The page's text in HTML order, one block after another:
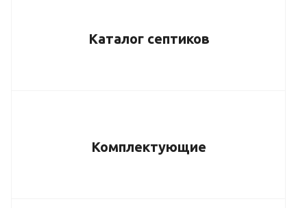
Каталог септиков
Комплектующие